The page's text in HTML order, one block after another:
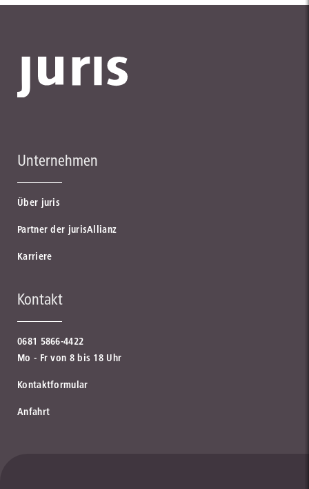
Unternehmen
Über juris
Partner der jurisAllianz
Karriere
Kontakt
0681 5866-4422
Mo - Fr von 8 bis 18 Uhr
Kontaktformular
Anfahrt